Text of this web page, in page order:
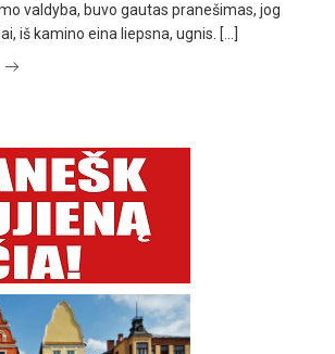
valdyba, buvo gautas pranešimas, jog
iš kamino eina liepsna, ugnis. […]